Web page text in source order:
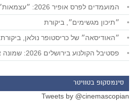
המועמדים לפרס אופיר 2026: ״עצמאות״ מוביל
״תיכון מגשימים״, ביקורת
״האודיסאה״ של כריסטופר נולאן, ביקורת
פסטיבל הקולנוע בירושלים 2026: שמונה או תשע המלצות
סינמסקופ בטוויטר
Tweets by @cinemascopian